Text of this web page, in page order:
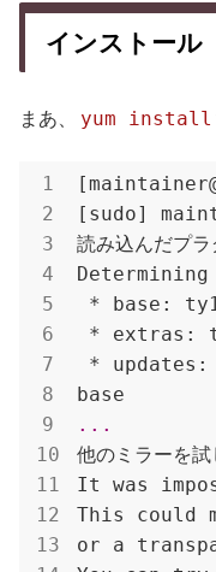
インストール
まあ、 yum install
[sudo]
読み込んだ
* base:
* extras:
* updates:
他のミラーを試
It was
This could
or a